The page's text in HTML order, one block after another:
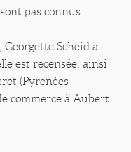
pas connus.
Georgette Scheid a
est recensée, ainsi
(Pyrénées-
commerce à Aubert